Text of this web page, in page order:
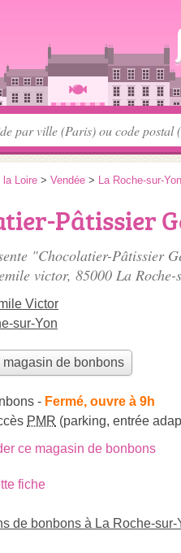
la Loire > Vendée > La Roche-sur-Yon
Pâtissier
"Chocolatier-Pâtissier
victor, 85000 La Roche-
Victor
sur-Yon
magasin de bonbons
- Fermé, ouvre à 9h
PMR (parking, entrée
ce magasin de bonbons
fiche
de bonbons à La Roche-sur-